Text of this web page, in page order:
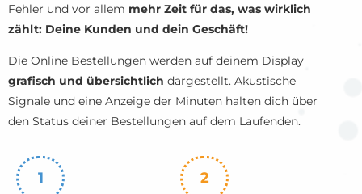
Fehler und vor allem mehr Zeit für das, was wirklich
zählt: Deine Kunden und dein Geschäft!
Die Online Bestellungen werden auf deinem Display
grafisch und übersichtlich dargestellt. Akustische
Signale und eine Anzeige der Minuten halten dich über
den Status deiner Bestellungen auf dem Laufenden.
1 2